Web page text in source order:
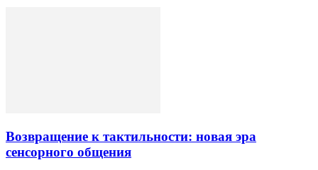
Возвращение к тактильности: новая эра
сенсорного общения